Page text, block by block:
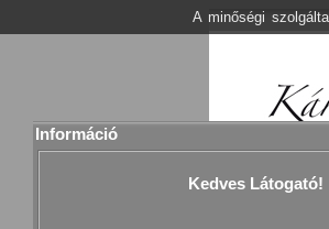
Információ
A minőségi